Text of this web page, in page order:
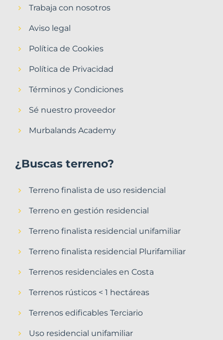
Trabaja con nosotros
Aviso legal
Política de Cookies
Política de Privacidad
Términos y Condiciones
Sé nuestro proveedor
Murbalands Academy
¿Buscas terreno?
Terreno finalista de uso residencial
Terreno en gestión residencial
Terreno finalista residencial unifamiliar
Terreno finalista residencial Plurifamiliar
Terrenos residenciales en Costa
Terrenos rústicos < 1 hectáreas
Terrenos edificables Terciario
Uso residencial unifamiliar